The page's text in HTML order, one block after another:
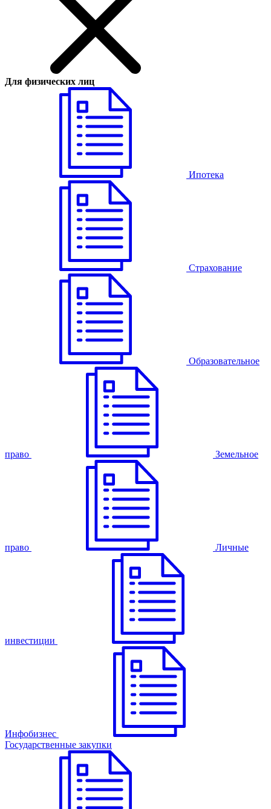
Для физических лиц
Ипотека
Страхование
Образовательное
право Земельное
право Личные
инвестиции
Инфобизнес
Государственные закупки